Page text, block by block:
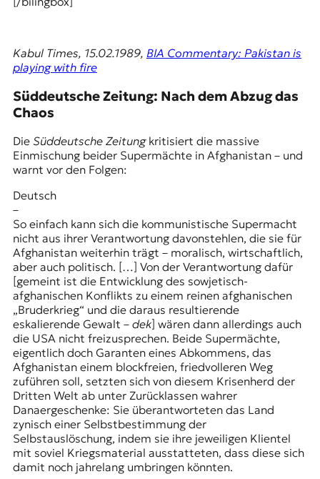
Kabul Times, 15.02.1989, BIA Commentary: Pakistan is
playing with fire
Süddeutsche Zeitung: Nach dem Abzug das
Chaos
Die Süddeutsche Zeitungkritisiert die massive
Einmischung beider Supermächte in Afghanistan – und
warnt vor den Folgen:
Deutsch
–
So einfach kann sich die kommunistische Supermacht
nicht aus ihrer Verantwortung davonstehlen, die sie für
Afghanistan weiterhin trägt – moralisch, wirtschaftlich,
aber auch politisch. […] Von der Verantwortung dafür
[gemeint ist die Entwicklung des sowjetisch-
afghanischen Konflikts zu einem reinen afghanischen
„Bruderkrieg“ und die daraus resultierende
eskalierende Gewalt – dek] wären dann allerdings auch
die USA nicht freizusprechen. Beide Supermächte,
eigentlich doch Garanten eines Abkommens, das
Afghanistan einem blockfreien, friedvolleren Weg
zuführen soll, setzten sich von diesem Krisenherd der
Dritten Welt ab unter Zurücklassen wahrer
Danaergeschenke: Sie überantworteten das Land
zynisch einer Selbstbestimmung der
Selbstauslöschung, indem sie ihre jeweiligen Klientel
mit soviel Kriegsmaterial ausstatteten, dass diese sich
damit noch jahrelang umbringen könnten.